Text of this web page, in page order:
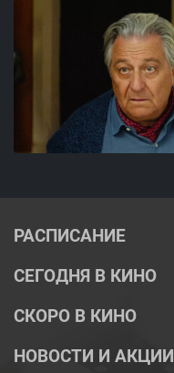
РАСПИСАНИЕ
СЕГОДНЯ В КИНО
СКОРО В КИНО
НОВОСТИ И АКЦИИ